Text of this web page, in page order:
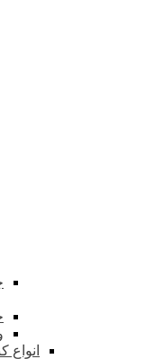
انواع